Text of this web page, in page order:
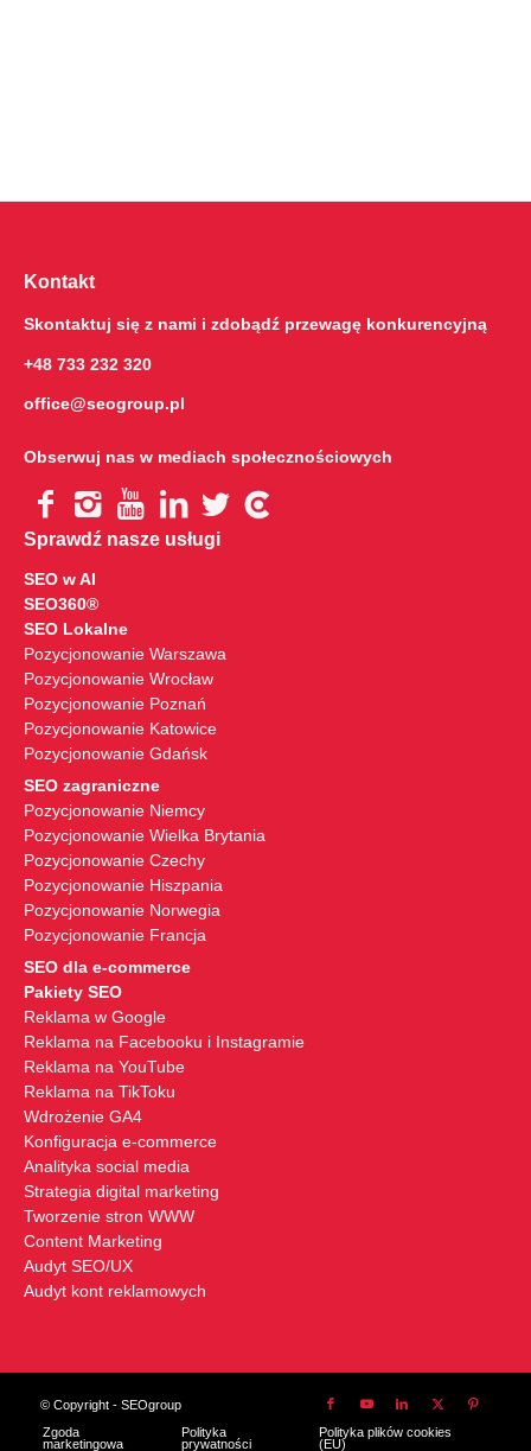
Kontakt
Skontaktuj się z nami i zdobądź przewagę konkurencyjną
+48 733 232 320
office@seogroup.pl
Obserwuj nas w mediach społecznościowych
Sprawdź nasze usługi
SEO w AI
SEO360®
SEO Lokalne
Pozycjonowanie Warszawa
Pozycjonowanie Wrocław
Pozycjonowanie Poznań
Pozycjonowanie Katowice
Pozycjonowanie Gdańsk
SEO zagraniczne
Pozycjonowanie Niemcy
Pozycjonowanie Wielka Brytania
Pozycjonowanie Czechy
Pozycjonowanie Hiszpania
Pozycjonowanie Norwegia
Pozycjonowanie Francja
SEO dla e-commerce
Pakiety SEO
Reklama w Google
Reklama na Facebooku i Instagramie
Reklama na YouTube
Reklama na TikToku
Wdrożenie GA4
Konfiguracja e-commerce
Analityka social media
Strategia digital marketing
Tworzenie stron WWW
Content Marketing
Audyt SEO/UX
Audyt kont reklamowych
© Copyright - SEOgroup
Zgoda
marketingowa
Polityka
prywatności
Polityka plików cookies
(EU)